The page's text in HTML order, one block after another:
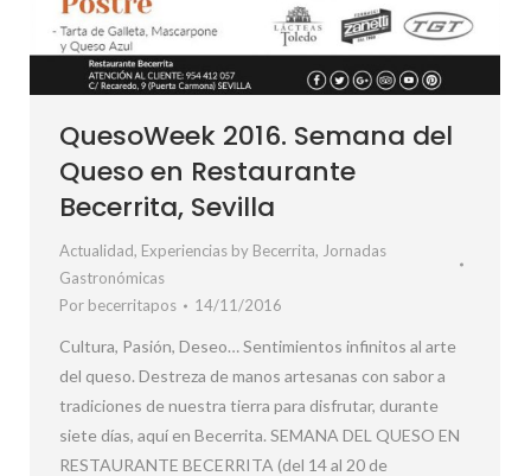
QuesoWeek 2016. Semana del
Queso en Restaurante
Becerrita, Sevilla
Actualidad, Experiencias by Becerrita, Jornadas
Gastronómicas
Por becerritapos 14/11/2016
Cultura, Pasión, Deseo… Sentimientos infinitos al arte
del queso. Destreza de manos artesanas con sabor a
tradiciones de nuestra tierra para disfrutar, durante
siete días, aquí en Becerrita. SEMANA DEL QUESO EN
RESTAURANTE BECERRITA (del 14 al 20 de